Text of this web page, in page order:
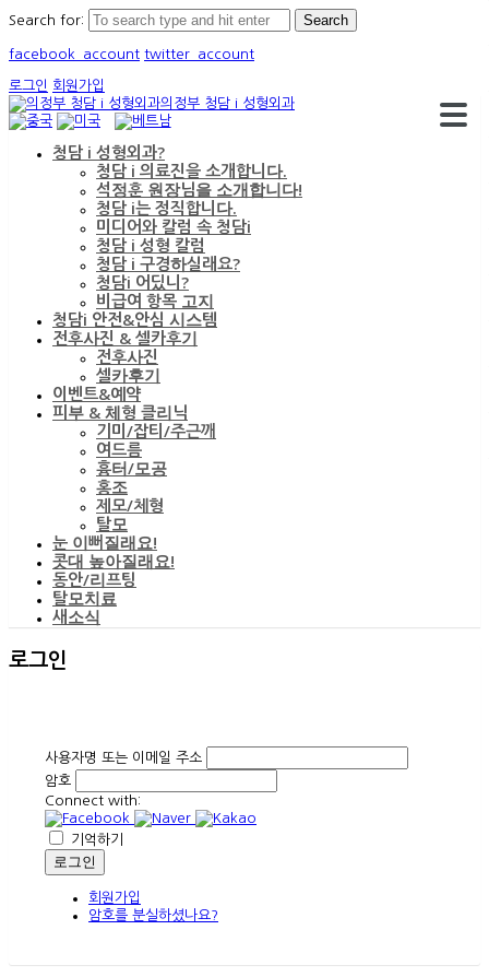
Search for:
facebook_account twitter_account
로그인 회원가입
의정부 청담 i 성형외과
청담 i 성형외과?
청담 i 의료진을 소개합니다.
석정훈 원장님을 소개합니다!
청담 i는 정직합니다.
미디어와 칼럼 속 청담i
청담 i 성형 칼럼
청담 i 구경하실래요?
청담i 어딨니?
비급여 항목 고지
청담i 안전&안심 시스템
전후사진 & 셀카후기
전후사진
셀카후기
이벤트&예약
피부 & 체형 클리닉
기미/잡티/주근깨
여드름
흉터/모공
홍조
제모/체형
탈모
눈 이뻐질래요!
콧대 높아질래요!
동안/리프팅
탈모치료
새소식
로그인
사용자명 또는 이메일 주소
암호
Connect with:
기억하기
회원가입
암호를 분실하셨나요?